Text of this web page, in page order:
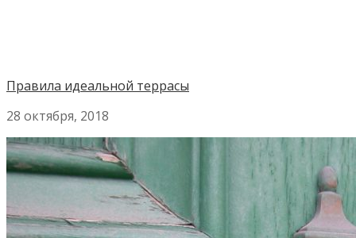
Правила идеальной террасы
28 октября, 2018